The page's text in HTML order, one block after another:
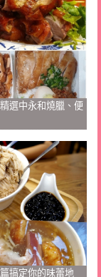
選中永和燒臘、便
搞定你的味蕾地